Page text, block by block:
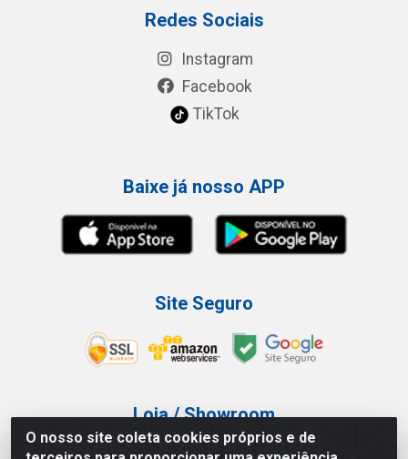
O nosso site coleta cookies próprios e de
Redes Sociais
Instagram
Facebook
TikTok
Baixe já nosso APP
Site Seguro
Loja / Showroom
Tel.: (11) 3227-0546